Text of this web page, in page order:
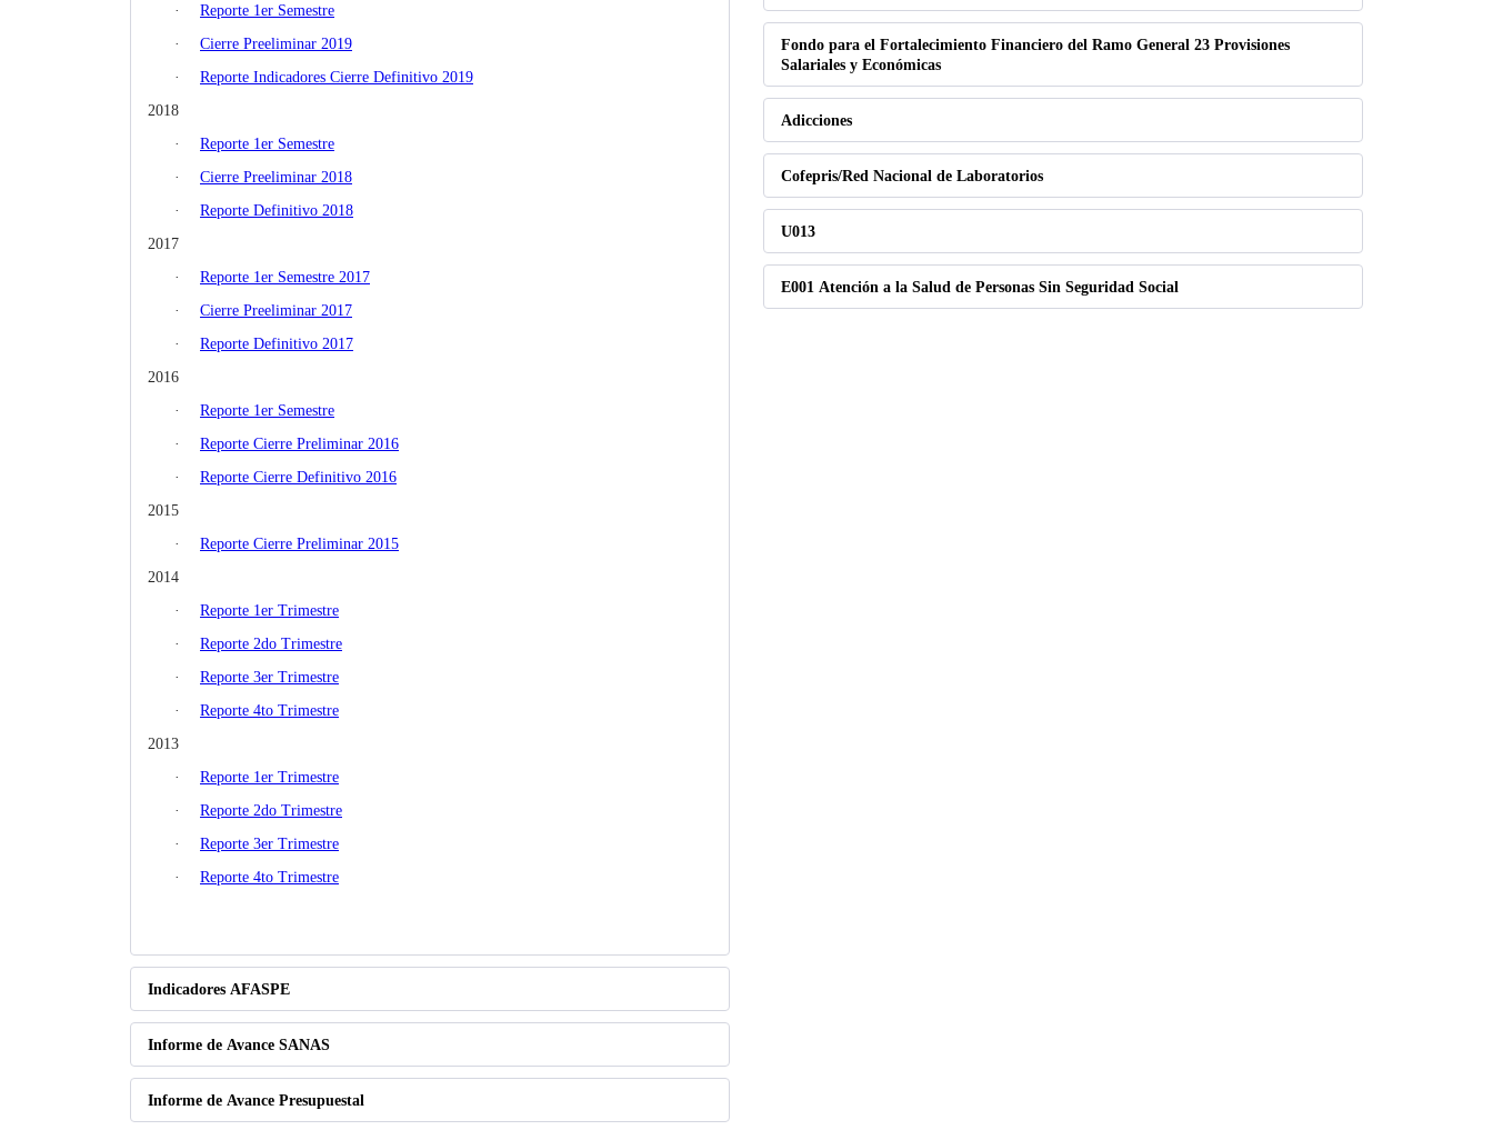
·
Reporte 1er Semestre
·
Cierre Preeliminar 2019
·
Reporte Indicadores Cierre Definitivo 2019
2018
·
Reporte 1er Semestre
·
Cierre Preeliminar 2018
·
Reporte Definitivo 2018
2017
·
Reporte 1er Semestre 2017
·
Cierre Preeliminar 2017
·
Reporte Definitivo 2017
2016
·
Reporte 1er Semestre
·
Reporte Cierre Preliminar 2016
·
Reporte Cierre Definitivo 2016
2015
·
Reporte Cierre Preliminar 2015
2014
·
Reporte 1er Trimestre
·
Reporte 2do Trimestre
·
Reporte 3er Trimestre
·
Reporte 4to Trimestre
2013
·
Reporte 1er Trimestre
·
Reporte 2do Trimestre
·
Reporte 3er Trimestre
·
Reporte 4to Trimestre
Indicadores AFASPE
Informe de Avance SANAS
Informe de Avance Presupuestal
Fondo para el Fortalecimiento Financiero del Ramo General 23 Provisiones
Salariales y Económicas
Adicciones
Cofepris/Red Nacional de Laboratorios
U013
E001 Atención a la Salud de Personas Sin Seguridad Social